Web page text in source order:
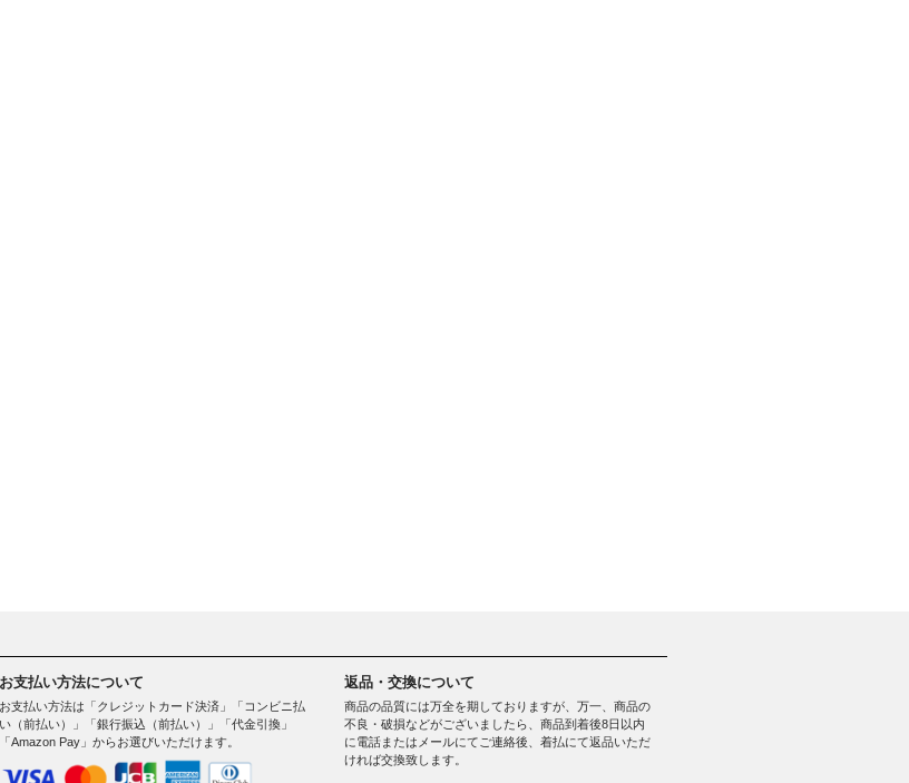
お支払い方法について
お支払い方法は「クレジットカード決済」「コンビニ払
い（前払い）」「銀行振込（前払い）」「代金引換」
「Amazon Pay」からお選びいただけます。
返品・交換について
商品の品質には万全を期しておりますが、万一、商品の
不良・破損などがございましたら、商品到着後8日以内
に電話またはメールにてご連絡後、着払にて返品いただ
ければ交換致します。